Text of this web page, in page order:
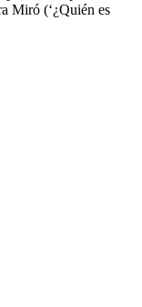
Miró (‘¿Quién es